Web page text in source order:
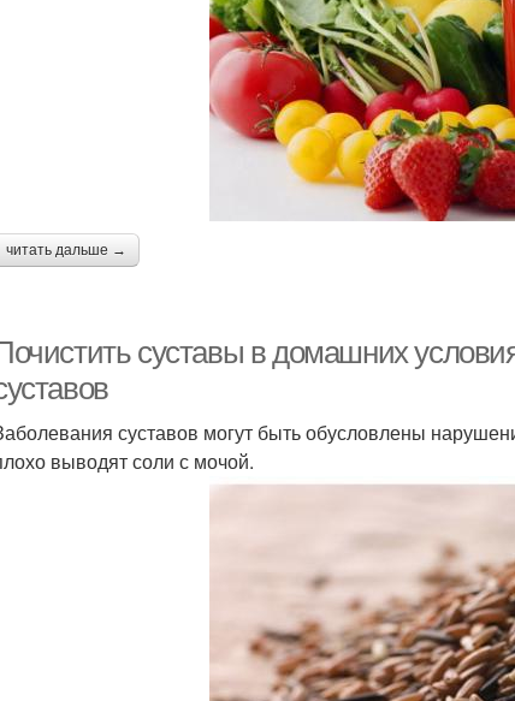
читать дальше →
суставы в домашних
суставов могут быть обусловлены
выводят соли с мочой.